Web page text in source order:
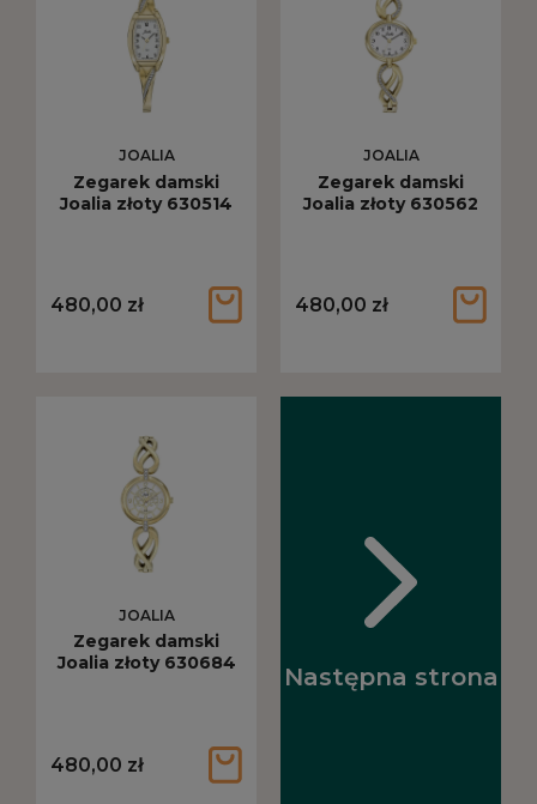
JOALIA
Zegarek damski
Joalia złoty 630514
480,00 zł
JOALIA
Zegarek damski
Joalia złoty 630562
480,00 zł
JOALIA
Zegarek damski
Joalia złoty 630684
480,00 zł
Następna strona